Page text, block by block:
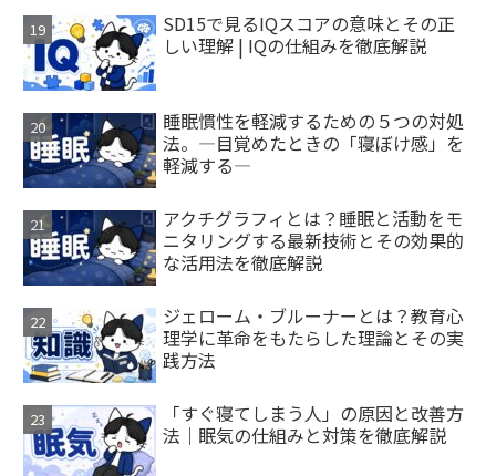
SD15で見るIQスコアの意味とその正
しい理解 | IQの仕組みを徹底解説
睡眠慣性を軽減するための５つの対処
法。―目覚めたときの「寝ぼけ感」を
軽減する―
アクチグラフィとは？睡眠と活動をモ
ニタリングする最新技術とその効果的
な活用法を徹底解説
ジェローム・ブルーナーとは？教育心
理学に革命をもたらした理論とその実
践方法
「すぐ寝てしまう人」の原因と改善方
法｜眠気の仕組みと対策を徹底解説